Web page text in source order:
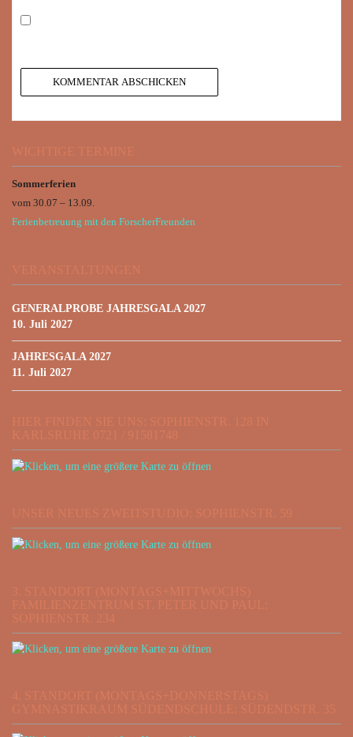
WICHTIGE TERMINE
Sommerferien
vom 30.07 – 13.09.
Ferienbetreuung mit den ForscherFreunden
VERANSTALTUNGEN
GENERALPROBE JAHRESGALA 2027
10. Juli 2027
JAHRESGALA 2027
11. Juli 2027
HIER FINDEN SIE UNS: SOPHIENSTR. 128 IN
KARLSRUHE 0721 / 91581748
UNSER NEUES ZWEITSTUDIO: SOPHIENSTR. 59
3. STANDORT (MONTAGS+MITTWOCHS)
FAMILIENZENTRUM ST. PETER UND PAUL:
SOPHIENSTR. 234
4. STANDORT (MONTAGS+DONNERSTAGS)
GYMNASTIKRAUM SÜDENDSCHULE: SÜDENDSTR. 35